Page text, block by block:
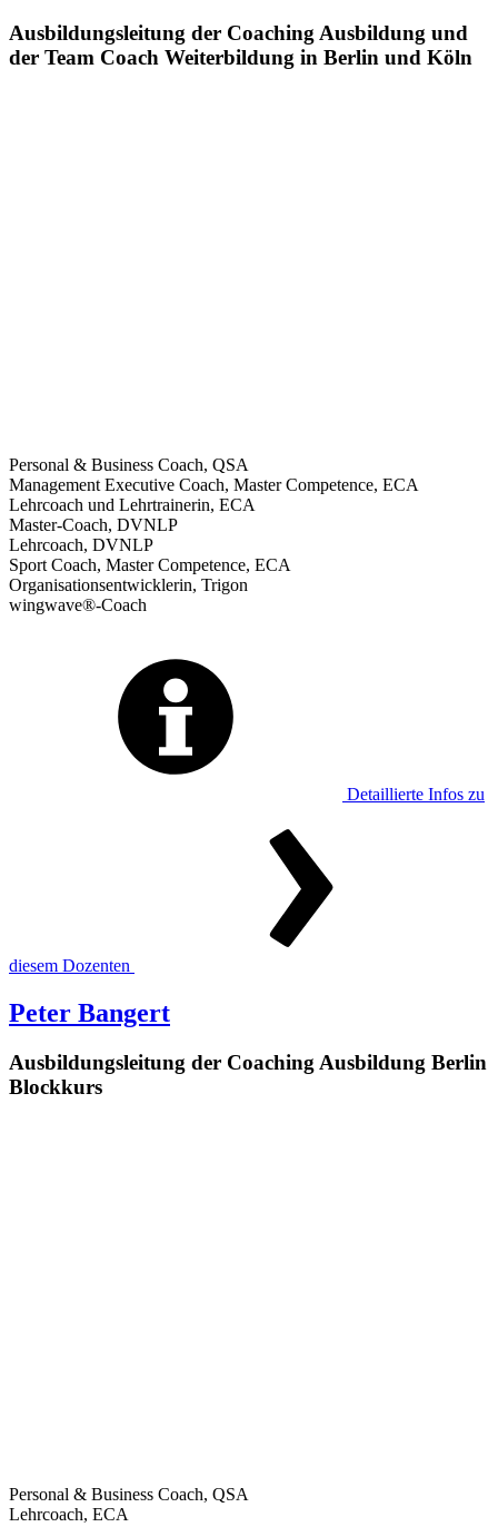
Ausbildungsleitung der Coaching Ausbildung und
der Team Coach Weiterbildung in Berlin und Köln
Personal & Business Coach, QSA
Management Executive Coach, Master Competence, ECA
Lehrcoach und Lehrtrainerin, ECA
Master-Coach, DVNLP
Lehrcoach, DVNLP
Sport Coach, Master Competence, ECA
Organisationsentwicklerin, Trigon
wingwave®-Coach
Detaillierte Infos zu
diesem Dozenten
Peter Bangert
Ausbildungsleitung der Coaching Ausbildung Berlin
Blockkurs
Personal & Business Coach, QSA
Lehrcoach, ECA